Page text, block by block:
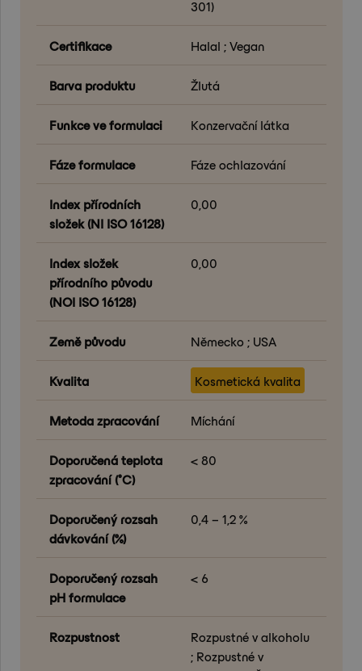
301)
Certifikace Halal ; Vegan
Barva produktu Žlutá
Funkce ve formulaci Konzervační látka
Fáze formulace Fáze ochlazování
Index přírodních
složek (NI ISO 16128)
0,00
Index složek
přírodního původu
(NOI ISO 16128)
0,00
Země původu Německo ; USA
Kvalita Kosmetická kvalita
Metoda zpracování Míchání
Doporučená teplota
zpracování (°C)
< 80
Doporučený rozsah
dávkování (%)
0,4 – 1,2 %
Doporučený rozsah
pH formulace
< 6
Rozpustnost
Rozpustné v alkoholu
; Rozpustné v